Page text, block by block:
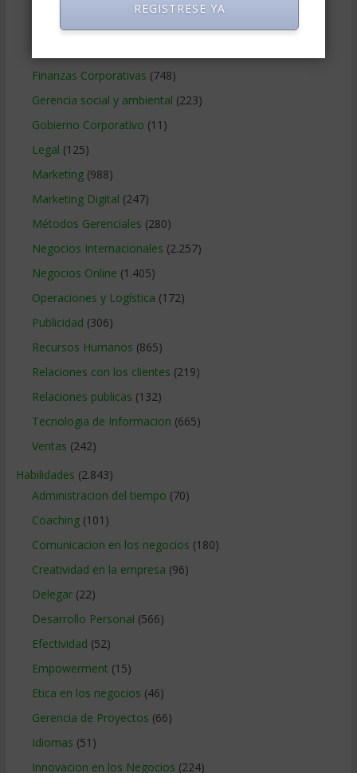
Educacion Gerencial(454)
Finanzas Corporativas (748)
Gerencia social y ambiental (223)
Gobierno Corporativo (11)
Legal (125)
Marketing(988)
Marketing Digital (247)
Métodos Gerenciales (280)
Negocios Internacionales (2.257)
Negocios Online (1.405)
Operaciones y Logística (172)
Publicidad (306)
Recursos Humanos (865)
Relaciones con los clientes (219)
Relaciones publicas (132)
Tecnologia de Informacion (665)
Ventas (242)
Habilidades (2.843)
Administracion del tiempo (70)
Coaching(101)
Comunicacion en los negocios (180)
Creatividad en la empresa (96)
Delegar(22)
Desarrollo Personal (566)
Efectividad (52)
Empowerment (15)
Etica en los negocios (46)
Gerencia de Proyectos (66)
Idiomas (51)
Innovacion en los Negocios (224)
REGISTRESE YA